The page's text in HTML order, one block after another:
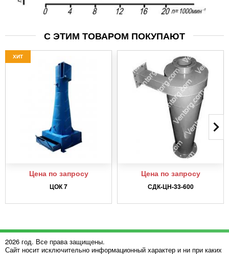
С ЭТИМ ТОВАРОМ ПОКУПАЮТ
ХИТ
Цена по запросу
ЦОК 7
Цена по запросу
СДК-ЦН-33-600
2026 год. Все права защищены.
Сайт носит исключительно информационный характер и ни при каких